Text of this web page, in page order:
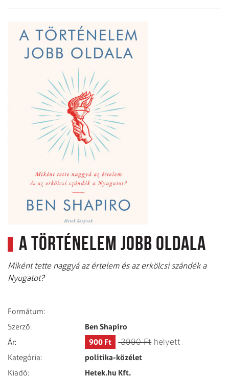
A történelem jobb oldala
Miként tette naggyá az értelem és az erkölcsi szándék a
Nyugatot?
Formátum:
Szerző:
Ben Shapiro
Ár: 900 Ft 3990 Fthelyett
Kategória: politika-közélet
Kiadó: Hetek.hu Kft.